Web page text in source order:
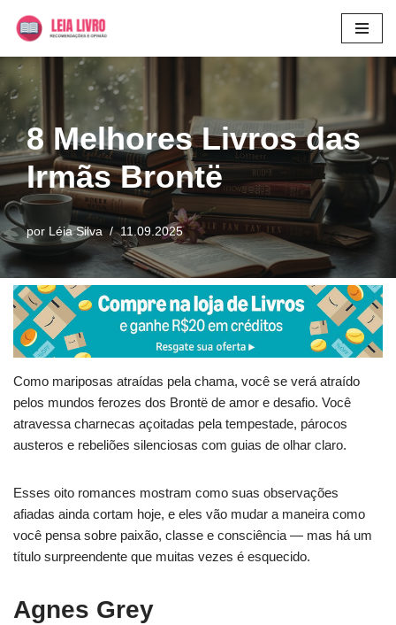
para
o
conteúdo
8 Melhores Livros das
Irmãs Brontë
por Léia Silva 11.09.2025
Como mariposas atraídas pela chama, você se verá atraído
pelos mundos ferozes dos Brontë de amor e desafio. Você
atravessa charnecas açoitadas pela tempestade, párocos
austeros e rebeliões silenciosas com guias de olhar claro.
Esses oito romances mostram como suas observações
afiadas ainda cortam hoje, e eles vão mudar a maneira como
você pensa sobre paixão, classe e consciência — mas há um
título surpreendente que muitas vezes é esquecido.
Agnes Grey